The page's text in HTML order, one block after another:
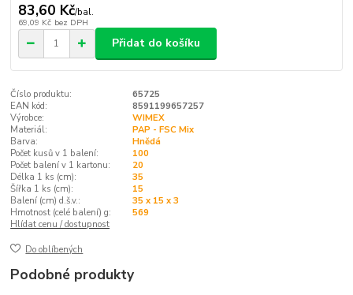
83,60 Kč/bal.
69,09 Kč bez DPH
Přidat do košíku
Číslo produktu:
65725
EAN kód:
8591199657257
Výrobce:
WIMEX
Materiál:
PAP - FSC Mix
Barva:
Hnědá
Počet kusů v 1 balení:
100
Počet balení v 1 kartonu:
20
Délka 1 ks (cm):
35
Šířka 1 ks (cm):
15
Balení (cm) d.š.v.:
35 x 15 x 3
Hmotnost (celé balení) g:
569
Hlídat cenu / dostupnost
Do oblíbených
Podobné produkty